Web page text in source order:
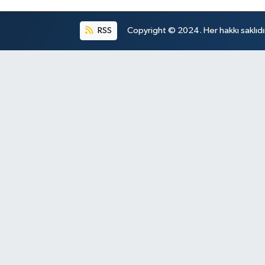
RSS Copyright © 2024. Her hakkı